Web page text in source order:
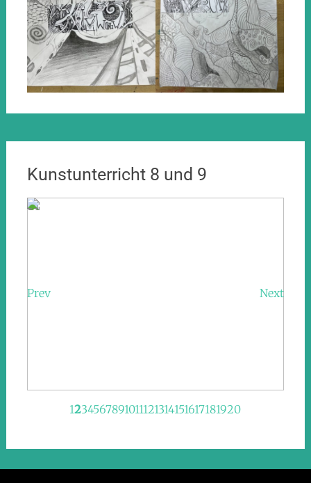
Kunstunterricht 8 und 9
Prev Next
1234567891011121314151617181920